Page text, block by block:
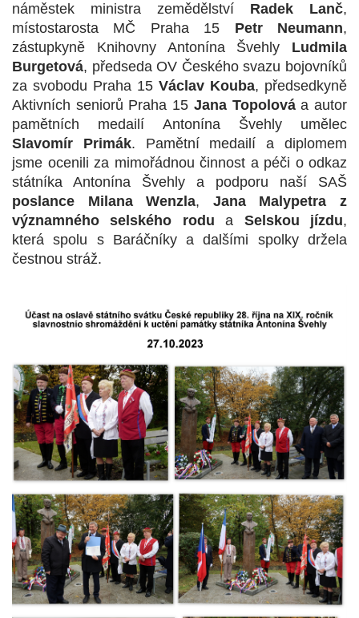
náměstek ministra zemědělství Radek Lanč,
místostarosta MČ Praha 15 Petr Neumann,
zástupkyně Knihovny Antonína Švehly Ludmila
Burgetová, předseda OV Českého svazu bojovníků
za svobodu Praha 15 Václav Kouba, předsedkyně
Aktivních seniorů Praha 15 Jana Topolováa autor
pamětních medailí Antonína Švehly umělec
Slavomír Primák. Pamětní medailí a diplomem
jsme ocenili za mimořádnou činnost a péči o odkaz
státníka Antonína Švehly a podporu naší SAŠ
poslance Milana Wenzla, Jana Malypetra z
významného selského rodu a Selskou jízdu,
která spolu s Baráčníky a dalšími spolky držela
čestnou stráž.